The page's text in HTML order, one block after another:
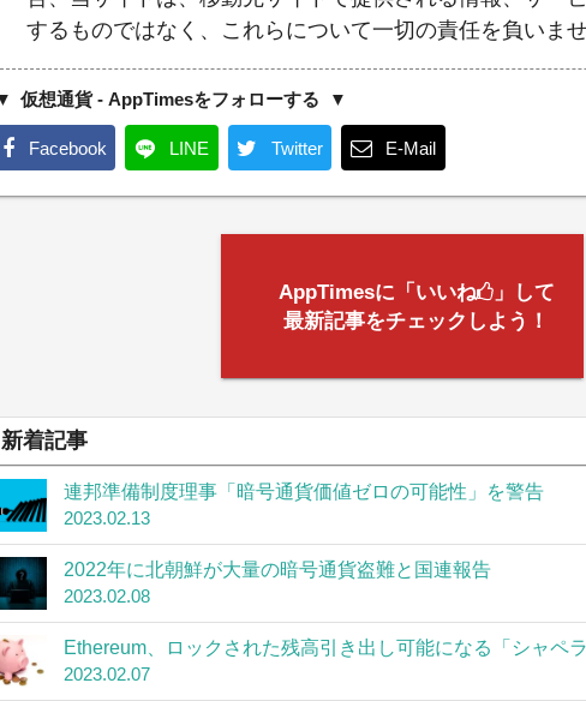
するものではなく、これらについて一切の責任を負いませ
仮想通貨 - AppTimesをフォローする
Facebook LINE Twitter E-Mail
AppTimesに「いいね
」して
最新記事をチェックしよう！
新着記事
連邦準備制度理事「暗号通貨価値ゼロの可能性」を警告
2023.02.13
2022年に北朝鮮が大量の暗号通貨盗難と国連報告
2023.02.08
Ethereum、ロックされた残高引き出し可能になる「シャペ
2023.02.07